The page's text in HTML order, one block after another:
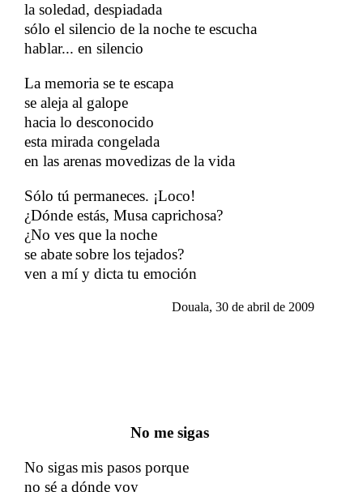
la soledad, despiadada
sólo el silencio de la noche te escucha
hablar... en silencio
La memoria se te escapa
se aleja al galope
hacia lo desconocido
esta mirada congelada
en las arenas movedizas de la vida
Sólo tú permaneces. ¡Loco!
¿Dónde estás, Musa caprichosa?
¿No ves que la noche
se abatesobre los tejados?
ven a mí y dicta tu emoción
Douala, 30 de abril de 2009
No me sigas
No sigasmis pasos porque
no sé a dónde voy